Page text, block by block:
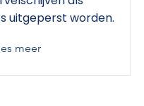
uitgeperst worden.
meer